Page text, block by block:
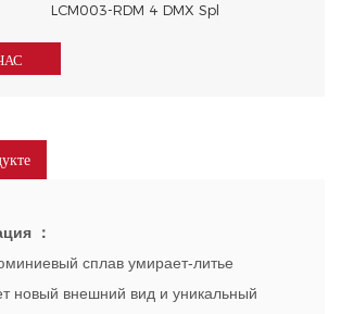
LCM003-RDM 4 DMX Spl
：
сплав умирает-литье
новый внешний вид и уникальный